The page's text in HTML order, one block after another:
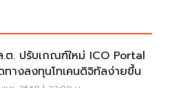
.ต. ปรับเกณฑ์ใหม่ ICO Portal
ทางลงทุนโทเคนดิจิทัลง่ายขึ้น